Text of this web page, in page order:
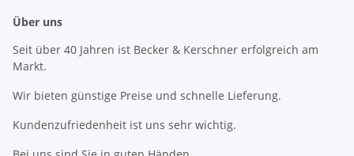
Über uns
Seit über 40 Jahren ist Becker & Kerschner erfolgreich am
Markt.
Wir bieten günstige Preise und schnelle Lieferung.
Kundenzufriedenheit ist uns sehr wichtig.